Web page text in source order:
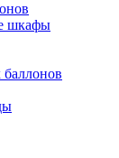
шкафы